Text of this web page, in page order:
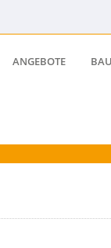
ANGEBOTE